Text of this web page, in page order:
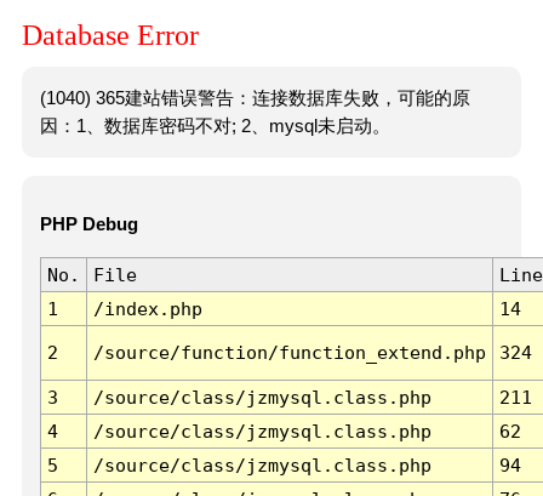
Database Error
(1040) 365建站错误警告：连接数据库失败，可能的原
因：1、数据库密码不对; 2、mysql未启动。
PHP Debug
No. File
Line
1
/index.php 14
2 /source/function/function_extend.php 324
3 /source/class/jzmysql.class.php
211
4
/source/class/jzmysql.class.php
62
5
/source/class/jzmysql.class.php
94